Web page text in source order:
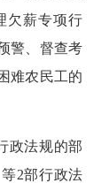
欠薪专项行
警、督查考
难农民工的
政法规的部
2部行政法